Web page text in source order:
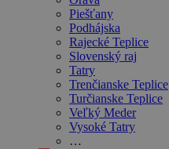
Piešťany
Podhájska
Rajecké Teplice
Slovenský raj
Tatry
Trenčianske Teplice
Turčianske Teplice
Veľký Meder
Vysoké Tatry
…